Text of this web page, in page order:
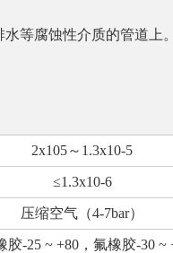
等腐蚀性介质的管道上。
2x105～ 1.3x10-5
≤1.3x10-6
压缩空气（4-7bar）
胶-25 ~ +80，氟橡胶-30 ~